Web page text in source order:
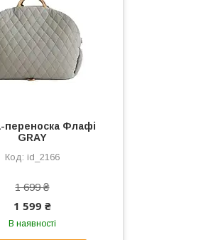
переноска Флафі
GRAY
id_2166
1 699 ₴
1 599 ₴
В наявності